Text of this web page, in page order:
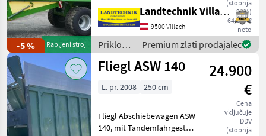
Priklopniki
Priklopnik
S Potisno
IZBERITE
KATEGORIJO
Fliegl
Sonstige
-5 % Rabljeni stroj
(stopnja
20%)
64.600 €
neto
zložljiva vlečna os,
hidravlično vzmetenje
vlečne osi, spuščeno
strgalno dno, dvojno strgal
Landtechnik Villach GmbH
9500 Villach
Priklopniki
/ Krone
Premium zlati prodajalec
Fliegl ASW 140
24.900
€
Cena
vključuje
DDV
(stopnja
L. pr. 2008 250 cm
Fliegl Abschiebewagen ASW
140, mit Tandemfahrgestell,